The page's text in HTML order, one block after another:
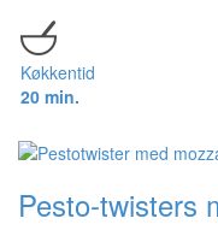
Køkkentid
20 min.
Pesto-twisters